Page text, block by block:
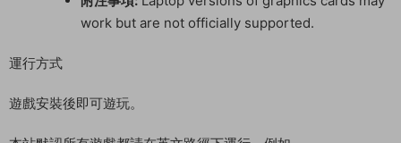
work but are not officially supported.
運行方式
遊戲安裝後即可遊玩。